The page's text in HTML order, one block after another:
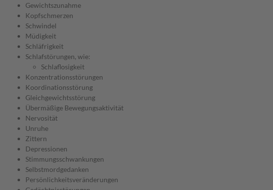
Gewichtszunahme
Kopfschmerzen
Schwindel
Müdigkeit
Schläfrigkeit
Schlafstörungen, wie:
Schlaflosigkeit
Konzentrationsstörungen
Koordinationsstörung
Gleichgewichtsstörung
Übermäßige Bewegungsaktivität
Nervosität
Unruhe
Zittern
Depressionen
Stimmungsschwankungen
Selbstmordgedanken
Persönlichkeitsveränderungen